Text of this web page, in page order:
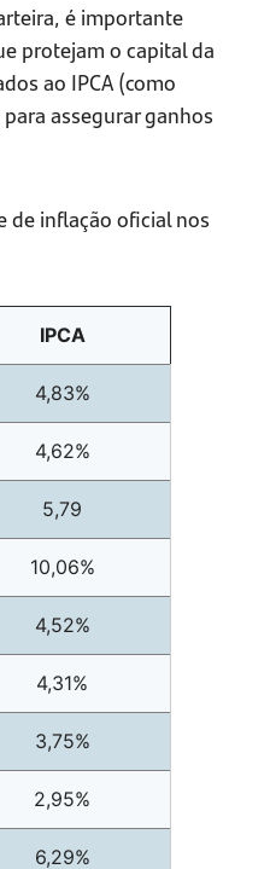
é importante
protejam o capital da
ao IPCA (como
para assegurar ganhos
de inflação oficial nos
IPCA
4,83%
4,62%
5,79
10,06%
4,52%
4,31%
3,75%
2,95%
6,29%